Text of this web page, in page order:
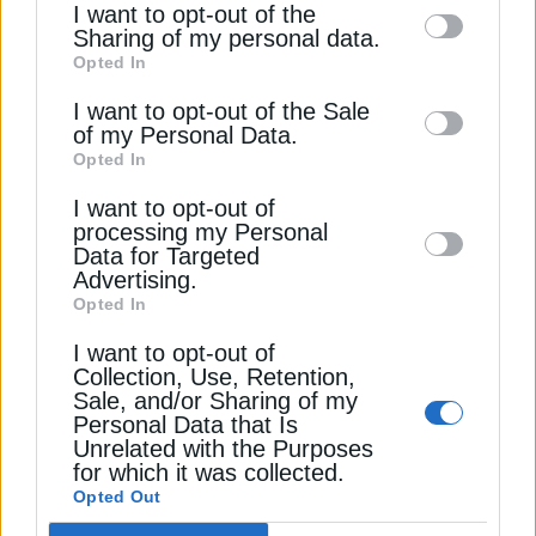
information by third parties on the IAB’s list
of downstream participants. This
information may also be disclosed by us to
third parties on theIAB’s List of
Downstream Participants
disclose it to other third parties.
I want to opt-out of the
Sharing of my personal data.
Opted In
I want to opt-out of the Sale
of my Personal Data.
Opted In
I want to opt-out of
processing my Personal
Data for Targeted
Advertising.
Opted In
I want to opt-out of
Collection, Use, Retention,
Sale, and/or Sharing of my
Personal Data that Is
Unrelated with the Purposes
for which it was collected.
Opted Out
Πυρκαγιά σε εγκατάσταση αποθήκευσης καυσίμων
στη Ρωσία
ΠΕΤΡΕΛΑΙΟ WTI ΠΕΤΡΕΛΑΙΟ ΜΠΡΕΝΤ ΠΕΤΡΕΛΑΙΟ ΤΙΜΕΣ
ΔΕΊΤΕ ΕΠΊΣΗΣ